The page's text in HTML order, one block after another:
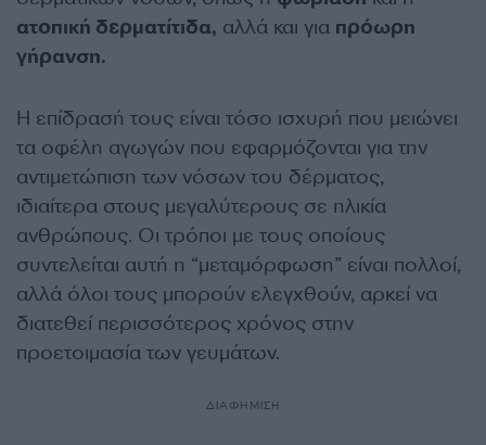
ατοπική δερματίτιδα, αλλά και για πρόωρη
γήρανση.
Η επίδρασή τους είναι τόσο ισχυρή που μειώνει
τα οφέλη αγωγών που εφαρμόζονται για την
αντιμετώπιση των νόσων του δέρματος,
ιδιαίτερα στους μεγαλύτερους σε ηλικία
ανθρώπους. Οι τρόποι με τους οποίους
συντελείται αυτή η “μεταμόρφωση” είναι πολλοί,
αλλά όλοι τους μπορούν ελεγχθούν, αρκεί να
διατεθεί περισσότερος χρόνος στην
προετοιμασία των γευμάτων.
ΔΙΑΦΗΜΙΣΗ